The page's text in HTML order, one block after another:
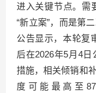
进入关键节点。需
“新立案”，而是第
公告显示，本轮复
后在2026年5月4
措施，相关倾销和
度可能最高至